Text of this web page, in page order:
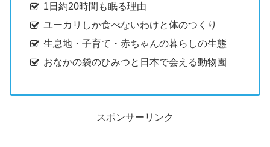
1日約20時間も眠る理由
ユーカリしか食べないわけと体のつくり
生息地・子育て・赤ちゃんの暮らしの生態
おなかの袋のひみつと日本で会える動物園
スポンサーリンク